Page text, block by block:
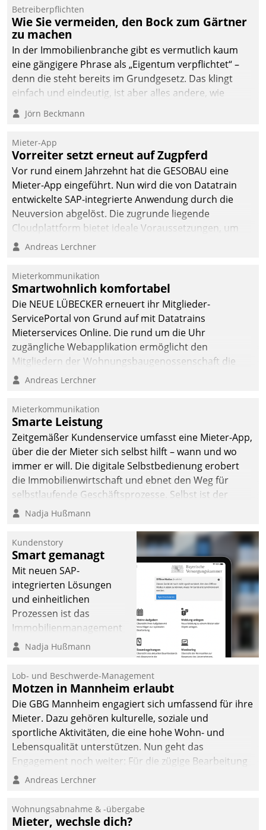
Dialogführung ermöglicht
dem externen
Serviceteam, Anrufe von
Mietenden zügiger und
effizienter zu bearbeiten.
Betreiberpflichten
Wie Sie vermeiden, den Bock zum Gärtner
zu machen
In der Immobilienbranche gibt es vermutlich kaum
eine gängigere Phrase als „Eigentum verpflichtet“ –
denn die steht bereits im Grundgesetz. Das klingt
einfach und eindeutig, ist aber alles andere, wie
Branchenbeschäftigte wissen. Denn mit der
Verantwortung folgen Verpflichtungen.
Jörn Beckmann
Mieter-App
Vorreiter setzt erneut auf Zugpferd
Vor rund einem Jahrzehnt hat die GESOBAU eine
Mieter-App eingeführt. Nun wird die von Datatrain
entwickelte SAP-integrierte Anwendung durch die
Neuversion abgelöst. Die zugrunde liegende
Cloudplattform bietet ideale Voraussetzungen, um
die Funktionalität der App zu erweitern und weitere
integrieren.
Andreas Lerchner
Mieterkommunikation
Smartwohnlich komfortabel
Die NEUE LÜBECKER erneuert ihr Mitglieder-
ServicePortal von Grund auf mit Datatrains
Mieterservices Online. Die rund um die Uhr
zugängliche Webapplikation ermöglicht den
Mitgliedern der Wohnungs­bau­genossenschaft die
Kontaktaufnahme per Smartphone, Tablet oder PC.
Andreas Lerchner
Mieterkommunikation
Smarte Leistung
Zeitgemäßer Kundenservice umfasst eine Mieter-App,
über die der Mieter sich selbst hilft – wann und wo
immer er will. Die digitale Selbstbedienung erobert
die Immobilienwirtschaft und ebnet den Weg für
selbstlaufende Geschäftsprozesse. Selbst ist der
Kunde und smart der Serviceanbieter.
Nadja Hußmann
Kundenstory
Smart gemanagt
Mit neuen SAP-
integrierten Lösungen
und einheitlichen
Prozessen ist das
Immobilienmanagement
der Bayerischen
Ressort Kapitalanlage für
künftige Aufgaben und
Herausforderungen
gerüstet.
Nadja Hußmann
Lob- und Beschwerde-Management
Motzen in Mannheim erlaubt
Die GBG Mannheim engagiert sich umfassend für ihre
Mieter. Dazu gehören kulturelle, soziale und
sportliche Aktivitäten, die eine hohe Wohn- und
Lebensqualität unterstützen. Nun geht das
Engagement noch weiter: Für die zügige Bearbeitung
von Beschwerden – oder Lob – richtet das
und Beschwerde-Management einen eigenen Kanal
ein.
Andreas Lerchner
Wohnungsabnahme & -übergabe
Mieter, wechsle dich?